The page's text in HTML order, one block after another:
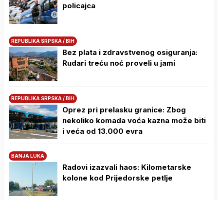
policajca
REPUBLIKA SRPSKA / BIH
Bez plata i zdravstvenog osiguranja:
Rudari treću noć proveli u jami
REPUBLIKA SRPSKA / BIH
Oprez pri prelasku granice: Zbog
nekoliko komada voća kazna može biti
i veća od 13.000 evra
BANJA LUKA
Radovi izazvali haos: Kilometarske
kolone kod Prijedorske petlje